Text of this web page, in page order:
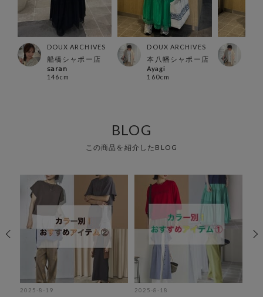
DOUX ARCHIVES
船橋シャポー店
𝗌𝖺𝗋𝖺𝗇
146cm
DOUX ARCHIVES
本八幡シャポー店
Ayagi
160cm
BLOG
この商品を紹介したBLOG
2025-8-19 2025-8-18